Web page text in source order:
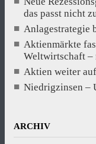
das passt nicht
Anlagestrategie
Aktienmärkte
Weltwirtschaft –
Aktien weiter
Niedrigzinsen –
ARCHIV